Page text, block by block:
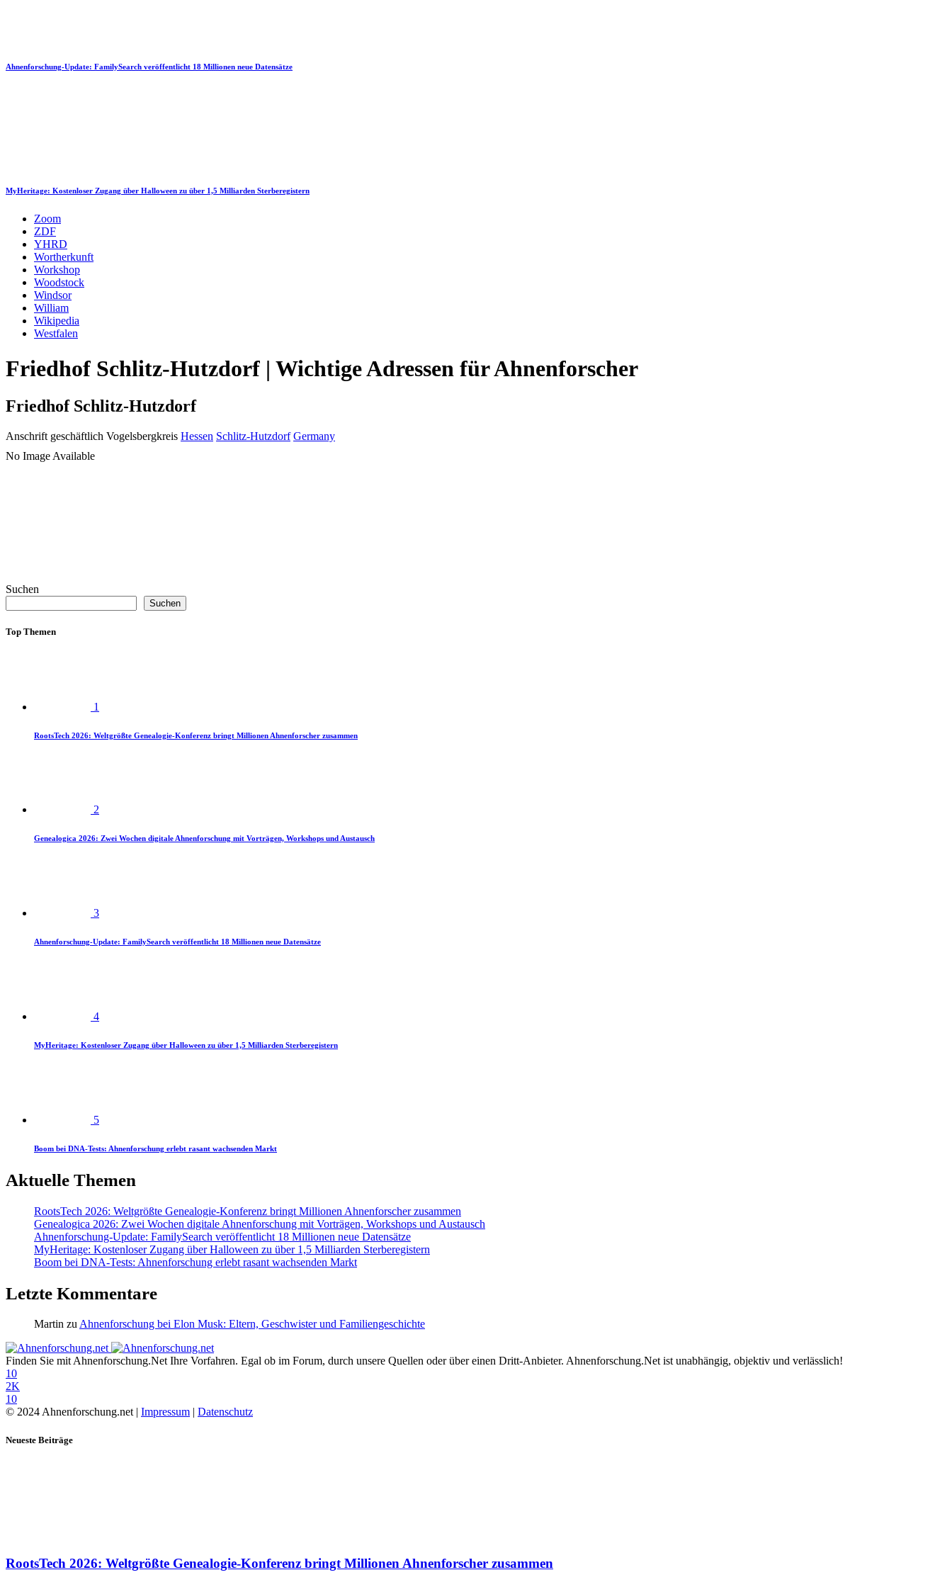
Ahnenforschung-Update: FamilySearch veröffentlicht 18 Millionen neue Datensätze
MyHeritage: Kostenloser Zugang über Halloween zu über 1,5 Milliarden Sterberegistern
Zoom
ZDF
YHRD
Wortherkunft
Workshop
Woodstock
Windsor
William
Wikipedia
Westfalen
Friedhof Schlitz-Hutzdorf | Wichtige Adressen für Ahnenforscher
Friedhof Schlitz-Hutzdorf
Anschrift geschäftlich Vogelsbergkreis Hessen Schlitz-Hutzdorf Germany
No Image Available
Suchen
Suchen
Top Themen
1
RootsTech 2026: Weltgrößte Genealogie-Konferenz bringt Millionen Ahnenforscher zusammen
2
Genealogica 2026: Zwei Wochen digitale Ahnenforschung mit Vorträgen, Workshops und Austausch
3
Ahnenforschung-Update: FamilySearch veröffentlicht 18 Millionen neue Datensätze
4
MyHeritage: Kostenloser Zugang über Halloween zu über 1,5 Milliarden Sterberegistern
5
Boom bei DNA-Tests: Ahnenforschung erlebt rasant wachsenden Markt
Aktuelle Themen
RootsTech 2026: Weltgrößte Genealogie-Konferenz bringt Millionen Ahnenforscher zusammen
Genealogica 2026: Zwei Wochen digitale Ahnenforschung mit Vorträgen, Workshops und Austausch
Ahnenforschung-Update: FamilySearch veröffentlicht 18 Millionen neue Datensätze
MyHeritage: Kostenloser Zugang über Halloween zu über 1,5 Milliarden Sterberegistern
Boom bei DNA-Tests: Ahnenforschung erlebt rasant wachsenden Markt
Letzte Kommentare
Martin zuAhnenforschung bei Elon Musk: Eltern, Geschwister und Familiengeschichte
Finden Sie mit Ahnenforschung.Net Ihre Vorfahren. Egal ob im Forum, durch unsere Quellen oder über einen Dritt-Anbieter. Ahnenforschung.Net ist unabhängig, objektiv und verlässlich!
10
2K
10
© 2024 Ahnenforschung.net | Impressum Datenschutz
Neueste Beiträge
RootsTech 2026: Weltgrößte Genealogie-Konferenz bringt Millionen Ahnenforscher zusammen